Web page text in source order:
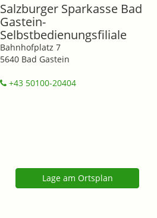
Salzburger Sparkasse Bad
Gastein-
Selbstbedienungsfiliale
Bahnhofplatz 7
5640 Bad Gastein
+43 50100-20404
Lage am Ortsplan